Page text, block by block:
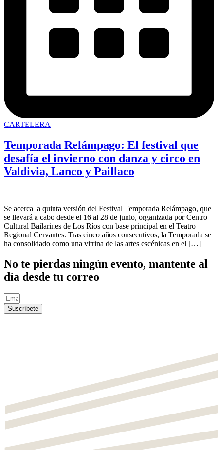
CARTELERA
Temporada Relámpago: El festival que
desafía el invierno con danza y circo en
Valdivia, Lanco y Paillaco
Se acerca la quinta versión del Festival Temporada Relámpago, que
se llevará a cabo desde el 16 al 28 de junio, organizada por Centro
Cultural Bailarines de Los Ríos con base principal en el Teatro
Regional Cervantes. Tras cinco años consecutivos, la Temporada se
ha consolidado como una vitrina de las artes escénicas en el […]
No te pierdas ningún evento, mantente al
día desde tu correo
Suscríbete